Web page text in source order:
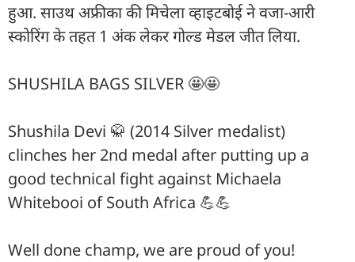
हुआ. साउथ अफ्रीका की मिचेला व्हाइटबोई ने वजा-आरी
स्कोरिंग के तहत 1 अंक लेकर गोल्ड मेडल जीत लिया.
SHUSHILA BAGS SILVER 🤩🤩
Shushila Devi 🥋 (2014 Silver medalist)
clinches her 2nd medal after putting up a
good technical fight against Michaela
Whitebooi of South Africa 💪💪
Well done champ, we are proud of you!